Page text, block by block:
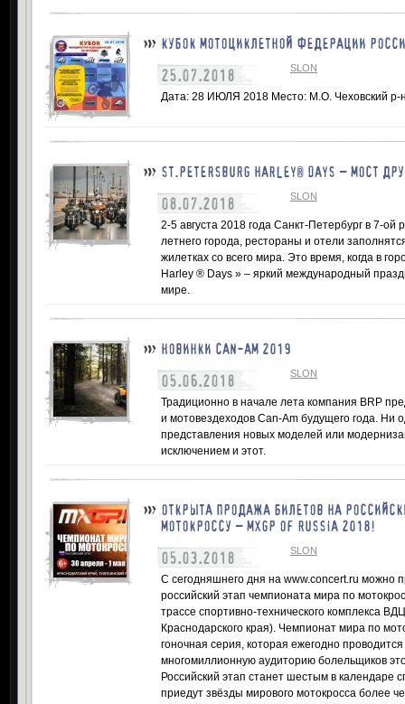
КУБОК МОТОЦИКЛЕТНОЙ ФЕДЕРАЦИИ
25.07.2018 SLON
Дата: 28 ИЮЛЯ 2018 Место: М.О. Чеховский р-
ST.PETERSBURG HARLEY® DAYS – МОСТ
08.07.2018 SLON
2-5 августа 2018 года Санкт-Петербург в 7-
летнего города, рестораны и отели
жилетках со всего мира. Это время, когда в
Harley ® Days » – яркий международный
мире.
НОВИНКИ CAN-AM 2019
05.06.2018 SLON
Традиционно в начале лета компания BRP
и мотовездеходов Can-Am будущего года. Ни
представления новых моделей или
исключением и этот.
ОТКРЫТА ПРОДАЖА БИЛЕТОВ НА
МОТОКРОССУ – MXGP OF RUSSIA 2018!
05.03.2018 SLON
С сегодняшнего дня на www.concert.ru можно
российский этап чемпионата мира по
трассе спортивно-технического комплекса
Краснодарского края). Чемпионат мира по
гоночная серия, которая ежегодно
многомиллионную аудиторию болельщиков
Российский этап станет шестым в календаре
приедут звёзды мирового мотокросса более